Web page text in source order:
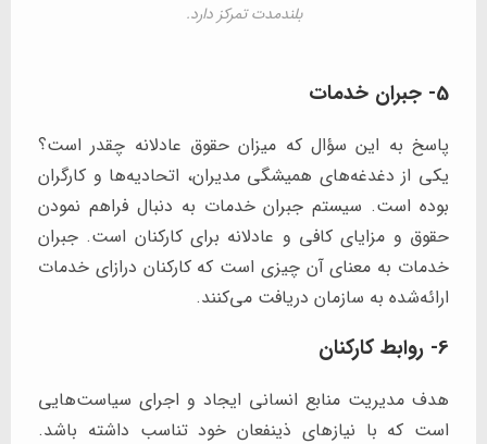
بلندمدت تمرکز دارد.
5- جبران خدمات
پاسخ به این سؤال که میزان حقوق عادلانه چقدر است؟
یکی از دغدغه‌های همیشگی مدیران، اتحادیه‌ها و کارگران
بوده است. سیستم جبران خدمات به دنبال فراهم نمودن
حقوق و مزایای کافی و عادلانه برای کارکنان است. جبران
خدمات به معنای آن چیزی است که کارکنان درازای خدمات
ارائه‌شده به سازمان دریافت می‌کنند.
6- روابط کارکنان
هدف مدیریت منابع انسانی ایجاد و اجرای سیاست‌هایی
است که با نیازهای ذینفعان خود تناسب داشته باشد.